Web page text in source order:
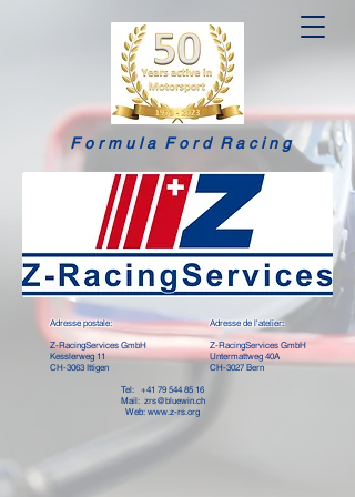
F o r m u l a F o r d R a c i n g
​​Adresse de l'atelier:
Z-RacingServices GmbH
Untermattweg 40A
CH-3027 Bern
Adresse postale:
Z-RacingServices GmbH
Kesslerweg 11
CH-3063 Ittigen
Tel: +41 79 544 85 16
Mail: zrs@bluewin.ch
Web: www.z-rs.org